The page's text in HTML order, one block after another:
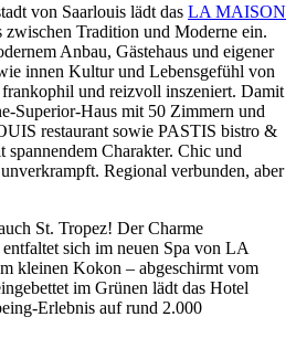
von Saarlouis lädt das LA MAISON
zwischen Tradition und Moderne ein.
Anbau, Gästehaus und eigener
innen Kultur und Lebensgefühl von
und reizvoll inszeniert. Damit
Superior-Haus mit 50 Zimmern und
restaurant sowie PASTIS bistro &
Charakter. Chic und
Regional verbunden, aber
St. Tropez! Der Charme
sich im neuen Spa von LA
kleinen Kokon – abgeschirmt vom
im Grünen lädt das Hotel
Erlebnis auf rund 2.000